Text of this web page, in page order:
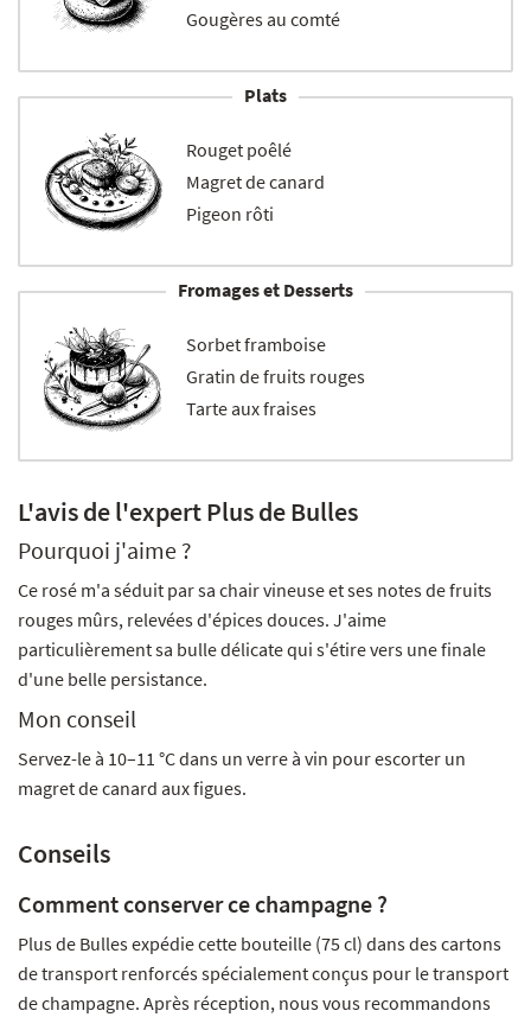
Gougères au comté
Plats
Rouget poêlé
Magret de canard
Pigeon rôti
Fromages et Desserts
Sorbet framboise
Gratin de fruits rouges
Tarte aux fraises
L'avis de l'expert Plus de Bulles
Pourquoi j'aime ?
Ce rosé m'a séduit par sa chair vineuse et ses notes de fruits
rouges mûrs, relevées d'épices douces. J'aime
particulièrement sa bulle délicate qui s'étire vers une finale
d'une belle persistance.
Mon conseil
Servez-le à 10–11 °C dans un verre à vin pour escorter un
magret de canard aux figues.
Conseils
Comment conserver ce champagne ?
Plus de Bulles expédie cette bouteille (75 cl) dans des cartons
de transport renforcés spécialement conçus pour le transport
de champagne. Après réception, nous vous recommandons